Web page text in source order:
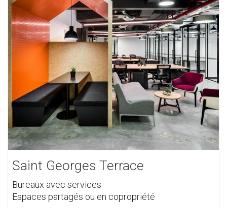
Saint Georges Terrace
Bureaux avec services
Espaces partagés ou en copropriété